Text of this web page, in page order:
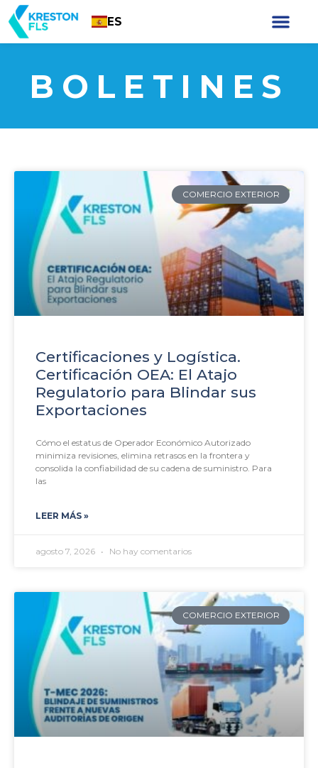
ES
BOLETINES
COMERCIO EXTERIOR
Certificaciones y Logística.
Certificación OEA: El Atajo
Regulatorio para Blindar sus
Exportaciones
Cómo el estatus de Operador Económico Autorizado
minimiza revisiones, elimina retrasos en la frontera y
consolida la confiabilidad de su cadena de suministro. Para
las
LEER MÁS »
agosto 7, 2026 No hay comentarios
COMERCIO EXTERIOR